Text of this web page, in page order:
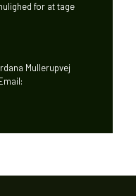
for at tage
Mullerupvej